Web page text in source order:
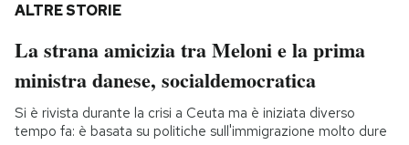
ALTRE STORIE
La strana amicizia tra Meloni e la prima
ministra danese, socialdemocratica
Si è rivista durante la crisi a Ceuta ma è iniziata diverso
tempo fa: è basata su politiche sull'immigrazione molto dure